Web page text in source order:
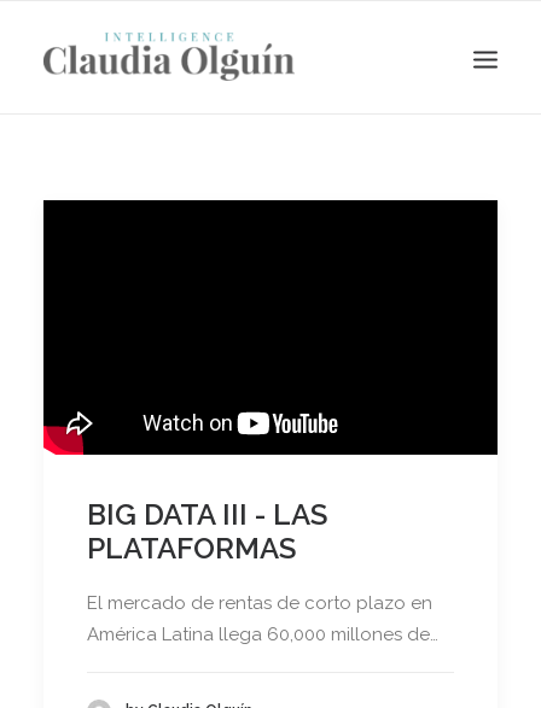
Search
BIG DATA III - LAS
PLATAFORMAS
El mercado de rentas de corto plazo en
América Latina llega 60,000 millones de…